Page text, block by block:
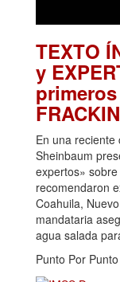
TEXTO
y
En una reciente
Sheinbaum
expertos»
recomendaron
Coahuila,
mandataria
agua salada
Punto Por Punto